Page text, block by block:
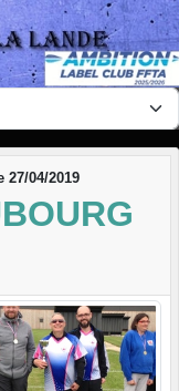
04/2019